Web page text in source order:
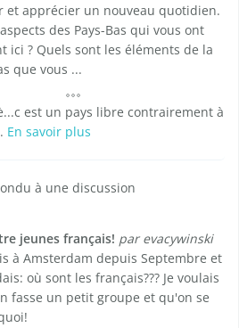
et apprécier un nouveau quotidien.
des Pays-Bas qui vous ont
ici ? Quels sont les éléments de la
que vous ...
est un pays libre contrairement à
En savoir plus
à une discussion
jeunes français! par evacywinski
à Amsterdam depuis Septembre et
où sont les français??? Je voulais
fasse un petit groupe et qu'on se